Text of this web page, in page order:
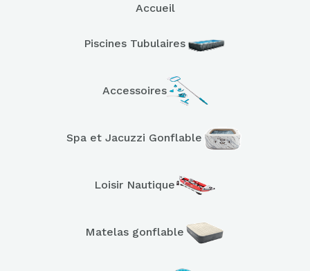
Accueil
Piscines Tubulaires
Accessoires
Spa et Jacuzzi Gonflable
Loisir Nautique
Matelas gonflable